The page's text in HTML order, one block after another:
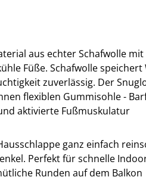
aus echter Schafwolle mit
Füße. Schafwolle
zuverlässig. Der
flexiblen Gummisohle -
aktivierte Fußmuskulatur
ganz einfach
Perfekt für schnelle
Runden auf dem Balkon